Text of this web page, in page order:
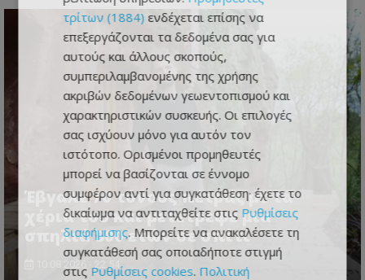
Έβγαλε 70 τόνους πέτρας με τα
χέρια του και μετέτρεψε μια
σπηλιά 800 ετών σε σπίτι
10.08.2026 - 22:54
τρίτων (1884) ενδέχεται επίσης να
επεξεργάζονται τα δεδομένα σας για
αυτούς και άλλους σκοπούς,
συμπεριλαμβανομένης της χρήσης
ακριβών δεδομένων γεωεντοπισμού και
χαρακτηριστικών συσκευής. Οι επιλογές
σας ισχύουν μόνο για αυτόν τον
ιστότοπο. Ορισμένοι προμηθευτές
μπορεί να βασίζονται σε έννομο
συμφέρον αντί για συγκατάθεση· έχετε το
δικαίωμα να αντιταχθείτε στις Ρυθμίσεις
διαφήμισης. Μπορείτε να ανακαλέσετε τη
συγκατάθεσή σας οποιαδήποτε στιγμή
στις Ρυθμίσεις cookies. Πολιτική